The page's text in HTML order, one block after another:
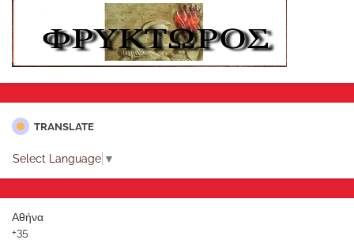
TRANSLATE
Select Language ▼
Αθήνα
+35